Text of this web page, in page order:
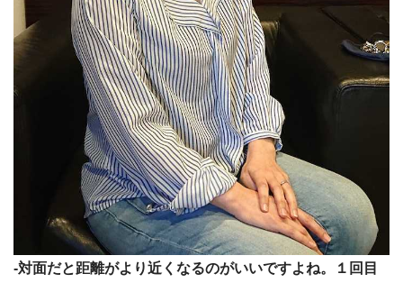
-対面だと距離がより近くなるのがいいですよね。１回目